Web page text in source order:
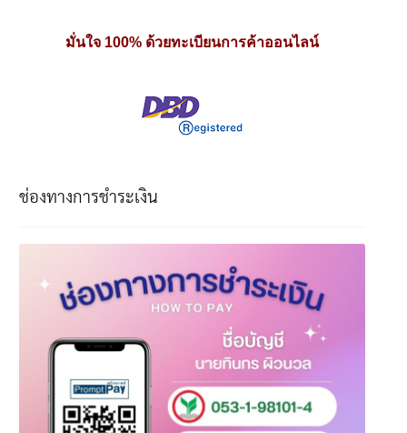
มั่นใจ 100% ด้วยทะเบียนการค้าออนไลน์
ช่องทางการชำระเงิน